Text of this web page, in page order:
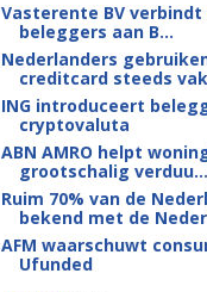
Vasterente BV verbindt
beleggers aan B...
Nederlanders
creditcard steeds
ING introduceert
cryptovaluta
ABN AMRO helpt
grootschalig verduu...
Ruim 70% van de
bekend met de
AFM waarschuwt
Ufunded